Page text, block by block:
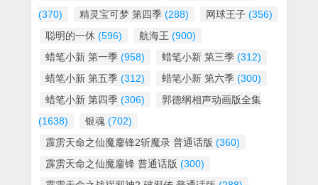
(370)
精灵宝可梦 第四季 (288) 网球王子 (356)
聪明的一休 (596) 航海王 (900)
蜡笔小新 第一季 (958) 蜡笔小新 第三季 (312)
蜡笔小新 第五季 (312) 蜡笔小新 第六季 (300)
蜡笔小新 第四季 (306)
郭德纲相声动画版全集
(1638)
银魂 (702)
霹雳天命之仙魔鏖锋2斩魔录 普通话版 (360)
霹雳天命之仙魔鏖锋 普通话版 (300)